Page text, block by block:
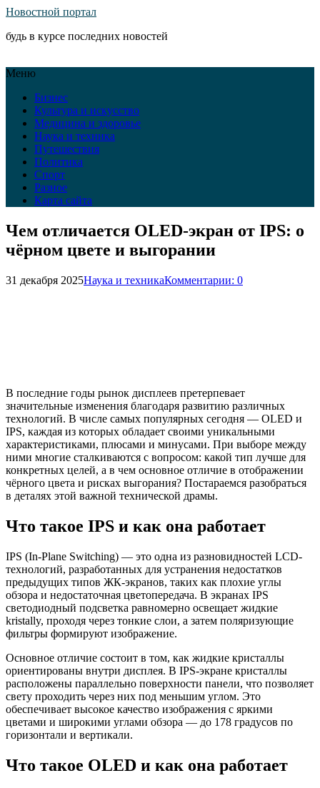
Новостной портал
будь в курсе последних новостей
Меню
Бизнес
Культура и искусство
Медицина и здоровье
Наука и техника
Путешествия
Политика
Спорт
Разное
Карта сайта
Чем отличается OLED-экран от IPS: о
чёрном цвете и выгорании
31 декабря 2025Наука и техникаКомментарии: 0
В последние годы рынок дисплеев претерпевает
значительные изменения благодаря развитию различных
технологий. В числе самых популярных сегодня — OLED и
IPS, каждая из которых обладает своими уникальными
характеристиками, плюсами и минусами. При выборе между
ними многие сталкиваются с вопросом: какой тип лучше для
конкретных целей, а в чем основное отличие в отображении
чёрного цвета и рисках выгорания? Постараемся разобраться
в деталях этой важной технической драмы.
Что такое IPS и как она работает
IPS (In-Plane Switching) — это одна из разновидностей LCD-
технологий, разработанных для устранения недостатков
предыдущих типов ЖК-экранов, таких как плохие углы
обзора и недостаточная цветопередача. В экранах IPS
светодиодный подсветка равномерно освещает жидкие
kristally, проходя через тонкие слои, а затем поляризующие
фильтры формируют изображение.
Основное отличие состоит в том, как жидкие кристаллы
ориентированы внутри дисплея. В IPS-экране кристаллы
расположены параллельно поверхности панели, что позволяет
свету проходить через них под меньшим углом. Это
обеспечивает высокое качество изображения с яркими
цветами и широкими углами обзора — до 178 градусов по
горизонтали и вертикали.
Что такое OLED и как она работает